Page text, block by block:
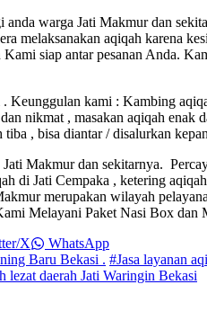
warga Jati Makmur dan
melaksanakan aqiqah karena
siap antar pesanan Anda.
Keunggulan kami : Kambing
nikmat , masakan aqiqah enak
tiba , bisa diantar / disalurkan
Makmur dan sekitarnya.
di Jati Cempaka , ketering
merupakan wilayah
Melayani Paket Nasi Box dan
X
WhatsApp
Baru Bekasi . #Jasa layanan
lezat daerah Jati Waringin Bekasi